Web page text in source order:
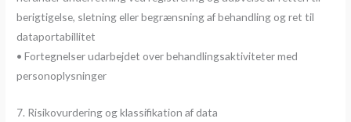
berigtigelse, sletning eller begrænsning af behandling og ret til
dataportabillitet
• Fortegnelser udarbejdet over behandlingsaktiviteter med
personoplysninger
7. Risikovurdering og klassifikation af data